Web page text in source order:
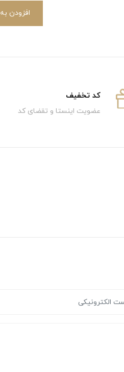
افزودن
كد تخفيف
عضویت اینستا و تقضای کد